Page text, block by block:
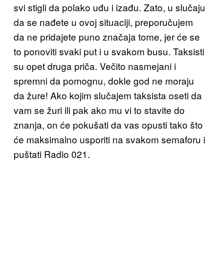
svi stigli da polako uđu i izađu. Zato, u slučaju
da se nađete u ovoj situaciji, preporučujem
da ne pridajete puno značaja tome, jer će se
to ponoviti svaki put i u svakom busu. Taksisti
su opet druga priča. Večito nasmejani i
spremni da pomognu, dokle god ne moraju
da žure! Ako kojim slučajem taksista oseti da
vam se žuri ili pak ako mu vi to stavite do
znanja, on će pokušati da vas opusti tako što
će maksimalno usporiti na svakom semaforu i
puštati Radio 021.